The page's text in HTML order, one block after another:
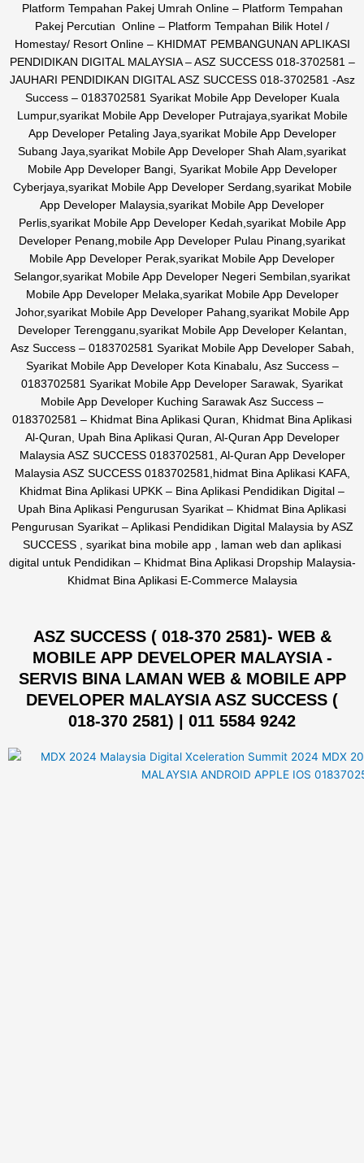
Platform Tempahan Pakej Umrah Online – Platform Tempahan
Pakej Percutian Online – Platform Tempahan Bilik Hotel /
Homestay/ Resort Online – KHIDMAT PEMBANGUNAN APLIKASI
PENDIDIKAN DIGITAL MALAYSIA – ASZ SUCCESS 018-3702581 –
JAUHARI PENDIDIKAN DIGITAL ASZ SUCCESS 018-3702581 -Asz
Success – 0183702581 Syarikat Mobile App Developer Kuala
Lumpur,syarikat Mobile App Developer Putrajaya,syarikat Mobile
App Developer Petaling Jaya,syarikat Mobile App Developer
Subang Jaya,syarikat Mobile App Developer Shah Alam,syarikat
Mobile App Developer Bangi, Syarikat Mobile App Developer
Cyberjaya,syarikat Mobile App Developer Serdang,syarikat Mobile
App Developer Malaysia,syarikat Mobile App Developer
Perlis,syarikat Mobile App Developer Kedah,syarikat Mobile App
Developer Penang,mobile App Developer Pulau Pinang,syarikat
Mobile App Developer Perak,syarikat Mobile App Developer
Selangor,syarikat Mobile App Developer Negeri Sembilan,syarikat
Mobile App Developer Melaka,syarikat Mobile App Developer
Johor,syarikat Mobile App Developer Pahang,syarikat Mobile App
Developer Terengganu,syarikat Mobile App Developer Kelantan,
Asz Success – 0183702581 Syarikat Mobile App Developer Sabah,
Syarikat Mobile App Developer Kota Kinabalu, Asz Success –
0183702581 Syarikat Mobile App Developer Sarawak, Syarikat
Mobile App Developer Kuching Sarawak Asz Success –
0183702581 – Khidmat Bina Aplikasi Quran, Khidmat Bina Aplikasi
Al-Quran, Upah Bina Aplikasi Quran, Al-Quran App Developer
Malaysia ASZ SUCCESS 0183702581, Al-Quran App Developer
Malaysia ASZ SUCCESS 0183702581,hidmat Bina Aplikasi KAFA,
Khidmat Bina Aplikasi UPKK – Bina Aplikasi Pendidikan Digital –
Upah Bina Aplikasi Pengurusan Syarikat – Khidmat Bina Aplikasi
Pengurusan Syarikat – Aplikasi Pendidikan Digital Malaysia by ASZ
SUCCESS , syarikat bina mobile app , laman web dan aplikasi
digital untuk Pendidikan – Khidmat Bina Aplikasi Dropship Malaysia-
Khidmat Bina Aplikasi E-Commerce Malaysia
ASZ SUCCESS ( 018-370 2581)- WEB &
MOBILE APP DEVELOPER MALAYSIA -
SERVIS BINA LAMAN WEB & MOBILE APP
DEVELOPER MALAYSIA ASZ SUCCESS (
018-370 2581) | 011 5584 9242